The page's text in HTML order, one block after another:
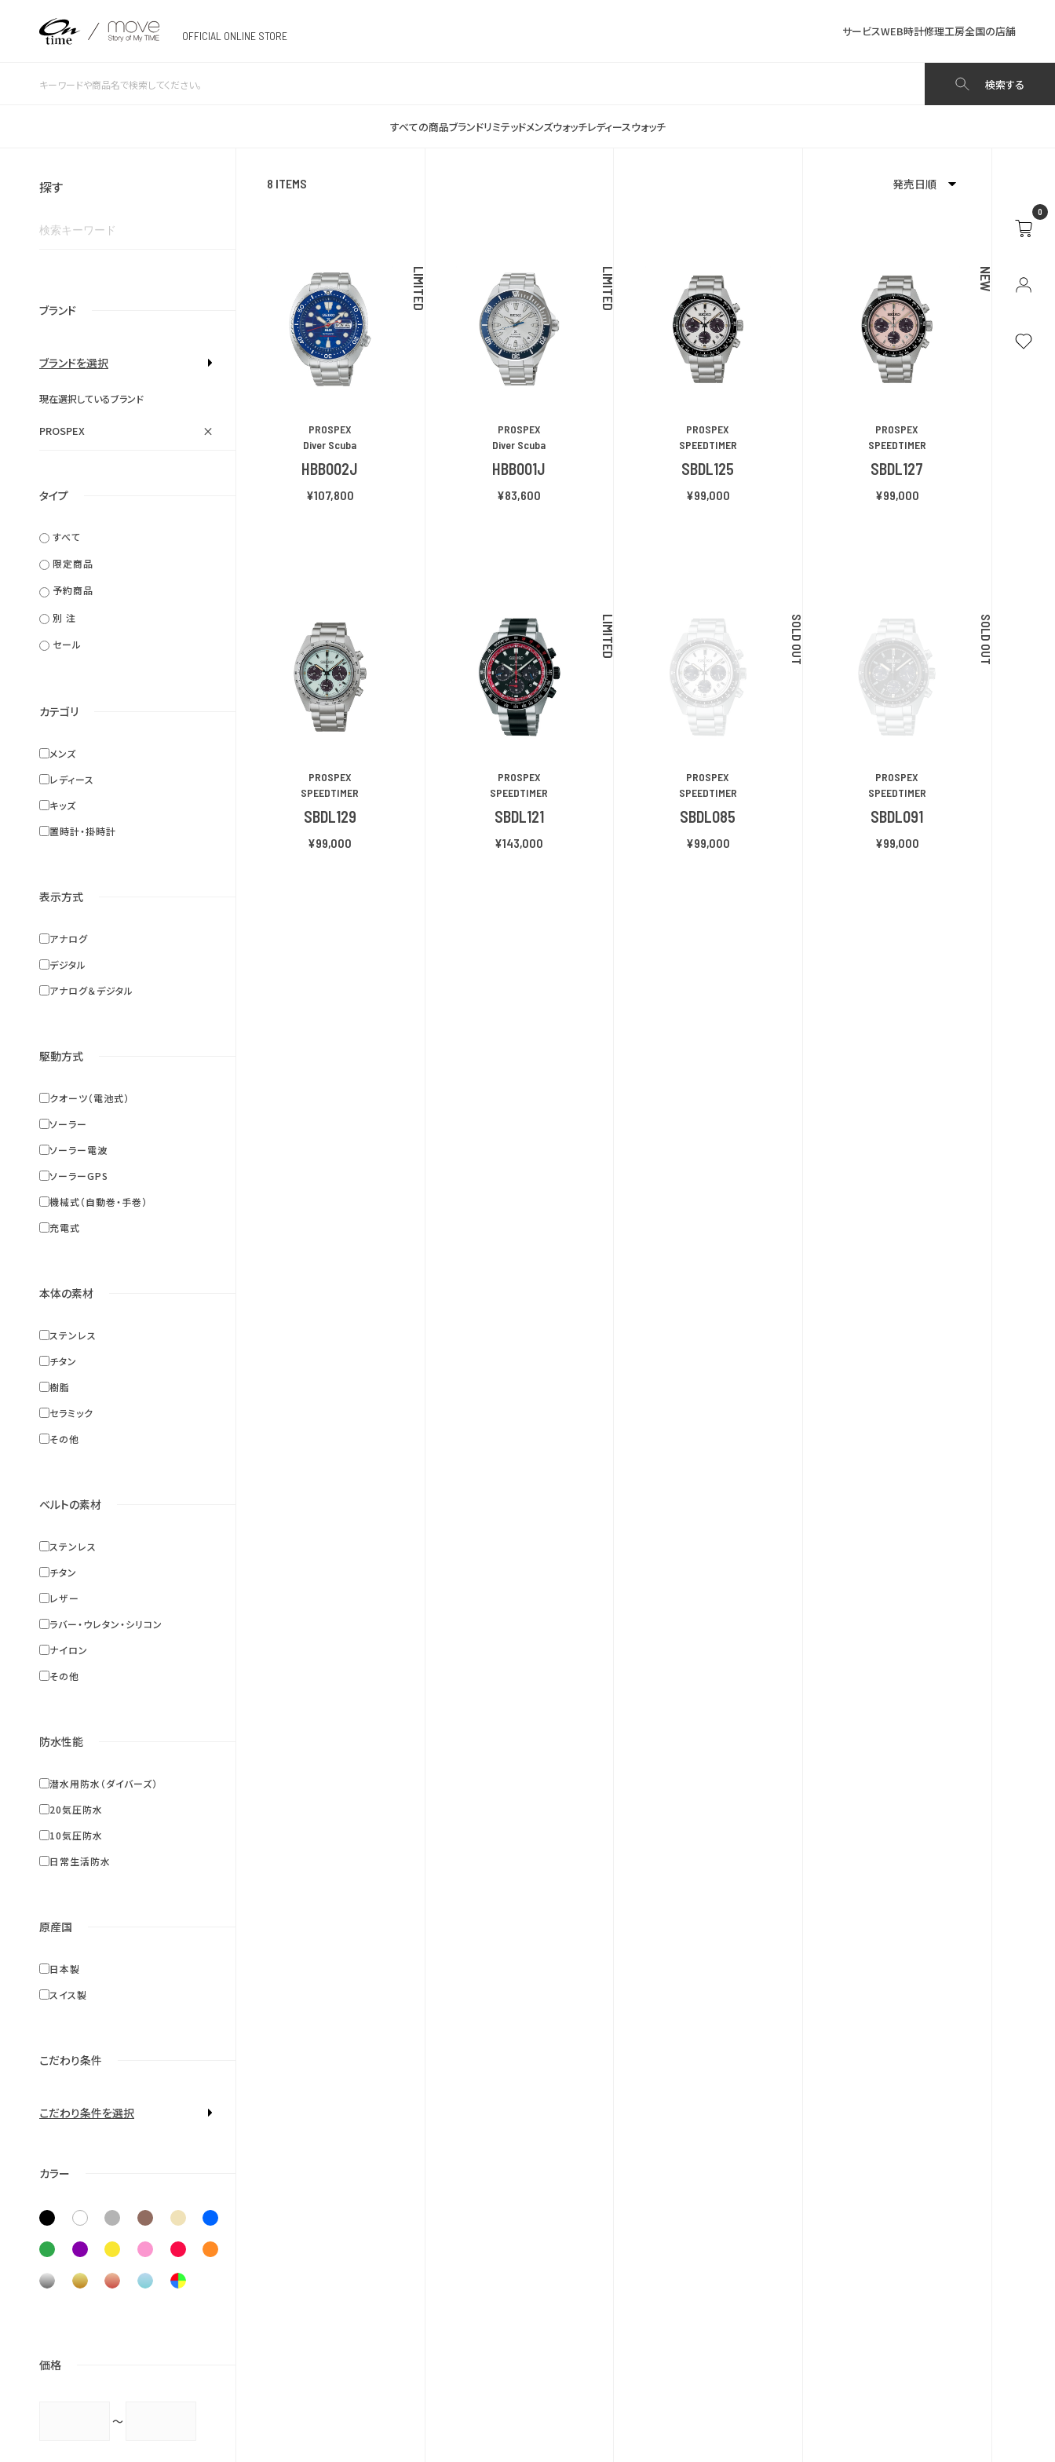
OFFICIAL ONLINE STORE サービスWEB時計修理工房全国の店舗
検索する
すべての商品ブランドリミテッドメンズウォッチレディースウォッチ
0
探す
ブランド
ブランドを選択
現在選択しているブランド
PROSPEX ×
タイプ
すべて
限定商品
予約商品
別 注
セール
カテゴリ
メンズ
レディース
キッズ
置時計・掛時計
表示方式
アナログ
デジタル
アナログ＆デジタル
駆動方式
クオーツ（電池式）
ソーラー
ソーラー電波
ソーラーGPS
機械式（自動巻・手巻）
充電式
本体の素材
ステンレス
チタン
樹脂
セラミック
その他
ベルトの素材
ステンレス
チタン
レザー
ラバー・ウレタン・シリコン
ナイロン
その他
防水性能
潜水用防水（ダイバーズ）
20気圧防水
10気圧防水
日常生活防水
原産国
日本製
スイス製
こだわり条件
こだわり条件を選択
カラー
価格
～
バックライト
8 ITEMS 発売日順
価格が安い
価格が高い
お気に入り登録数
LIMITED
PROSPEX
Diver Scuba
HBB002J
¥107,800
LIMITED
PROSPEX
Diver Scuba
HBB001J
¥83,600
PROSPEX
SPEEDTIMER
SBDL125
¥99,000
NEW
PROSPEX
SPEEDTIMER
SBDL127
¥99,000
PROSPEX
SPEEDTIMER
SBDL129
¥99,000
LIMITED
PROSPEX
SPEEDTIMER
SBDL121
¥143,000
SOLD OUT
PROSPEX
SPEEDTIMER
SBDL085
¥99,000
SOLD OUT
PROSPEX
SPEEDTIMER
SBDL091
¥99,000